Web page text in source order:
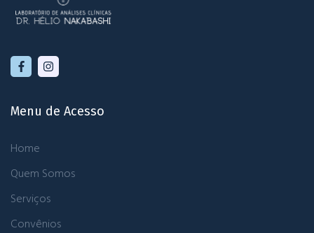
Menu de Acesso
Home
Quem Somos
Serviços
Convênios